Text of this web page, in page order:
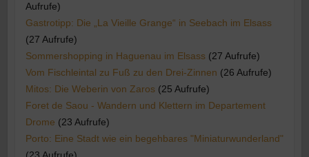
Aufrufe)
Gastrotipp: Die „La Vieille Grange“ in Seebach im Elsass
(27 Aufrufe)
Sommershopping in Haguenau im Elsass (27 Aufrufe)
Vom Fischleintal zu Fuß zu den Drei-Zinnen (26 Aufrufe)
Mitos: Die Weberin von Zaros (25 Aufrufe)
Foret de Saou - Wandern und Klettern im Departement
Drome (23 Aufrufe)
Porto: Eine Stadt wie ein begehbares "Miniaturwunderland"